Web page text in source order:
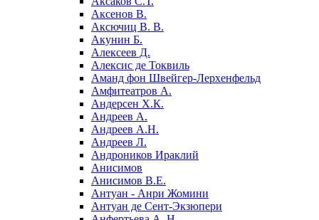
Аксенов В.
Аксючиц В. В.
Акунин Б.
Алексеев Д.
Алексис де Токвиль
Аманд фон Швейгер-Лерхенфельд
Амфитеатров А.
Андерсен Х.К.
Андреев А.
Андреев А.Н.
Андреев Л.
Андроников Ираклий
Анисимов
Анисимов В.Е.
Антуан - Анри Жомини
Антуан де Сент-Экзюпери